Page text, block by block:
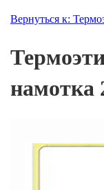
Вернуться к:
намотка